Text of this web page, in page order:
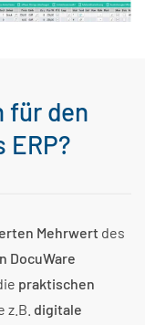
für den
ERP?
Mehrwert des
DocuWare
praktischen
z.B. digitale